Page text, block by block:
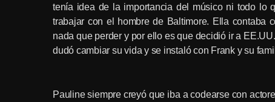
tenía idea de la importancia del músico ni todo lo
trabajar con el hombre de Baltimore. Ella contaba
nada que perder y por ello es que decidió ir a
dudó cambiar su vida y se instaló con Frank y su
Pauline siempre creyó que iba a codearse con